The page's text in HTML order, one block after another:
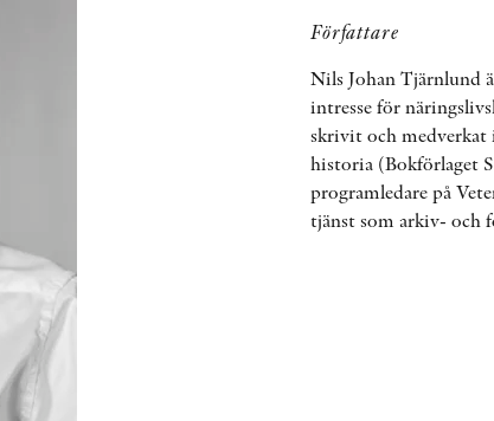
Författare
Nils Johan Tjärnlund
intresse för
skrivit och medverkat
historia (Bokförlaget
programledare på
tjänst som arkiv- och